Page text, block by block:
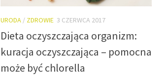
URODA / ZDROWIE 3 CZERWCA 2017
Dieta oczyszczająca organizm:
kuracja oczyszczająca – pomocna
może być chlorella